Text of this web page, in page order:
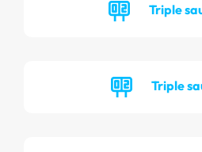
Triple
Triple